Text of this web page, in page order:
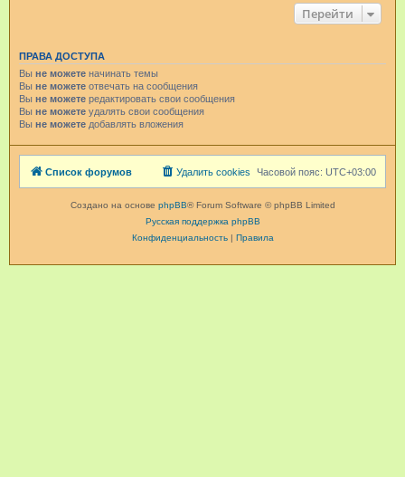
Перейти
ПРАВА ДОСТУПА
Вы не можете начинать темы
Вы не можете отвечать на сообщения
Вы не можете редактировать свои сообщения
Вы не можете удалять свои сообщения
Вы не можете добавлять вложения
Список форумов Часовой пояс: UTC+03:00
Удалить cookies
Создано на основе phpBB® Forum Software © phpBB Limited
Русская поддержка phpBB
Конфиденциальность| Правила